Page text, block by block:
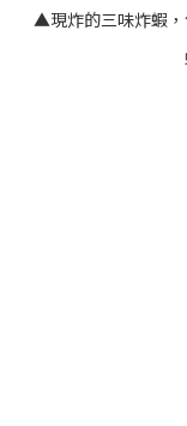
▲現炸的三味炸蝦